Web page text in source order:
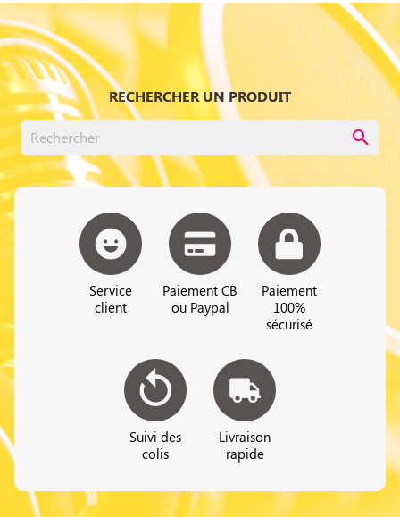
RECHERCHER UN PRODUIT
search
Service
client
Paiement CB
ou Paypal
Paiement
100%
sécurisé
Suivi des
colis
Livraison
rapide